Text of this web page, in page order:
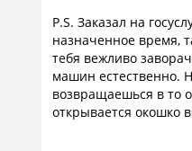
P.S. Заказал на
назначенное время,
тебя вежливо
машин естественно.
возвращаешься в то
открывается окошко